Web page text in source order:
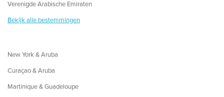
Verenigde Arabische Emiraten
Bekijk alle bestemmingen
New York & Aruba
Curaçao & Aruba
Martinique & Guadeloupe